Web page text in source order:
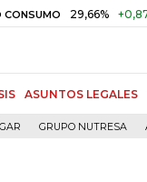
29,66% +0,87%
ASUNTOS LEGALES
GRUPO NUTRESA